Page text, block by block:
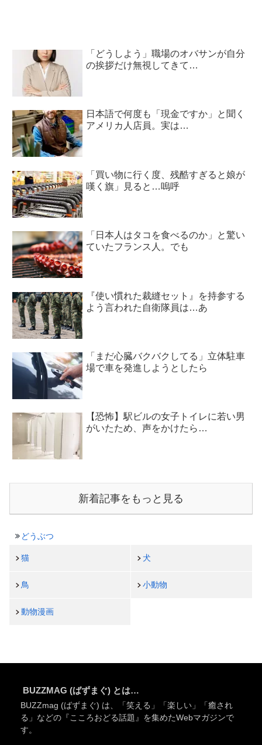
「どうしよう」職場のオバサンが自分
の挨拶だけ無視してきて…
日本語で何度も「現金ですか」と聞く
アメリカ人店員。実は…
「買い物に行く度、残酷すぎると娘が
嘆く旗」見ると…嗚呼
「日本人はタコを食べるのか」と驚い
ていたフランス人。でも
『使い慣れた裁縫セット』を持参する
よう言われた自衛隊員は…あ
「まだ心臓バクバクしてる」立体駐車
場で車を発進しようとしたら
【恐怖】駅ビルの女子トイレに若い男
がいたため、声をかけたら…
新着記事をもっと見る
どうぶつ
猫 犬
鳥 小動物
動物漫画
BUZZMAG (ばずまぐ) とは…
BUZZmag (ばずまぐ) は、「笑える」「楽しい」「癒され
る」などの『こころおどる話題』を集めたWebマガジンで
す。